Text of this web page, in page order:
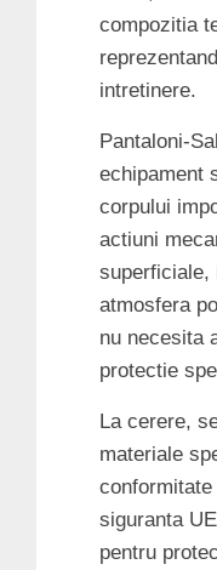
compozitia
intretinere.
Pantaloni-
echipament
corpului
actiuni
superficiale,
atmosfera
nu necesita
protectie
La cerere,
materiale
siguranta
pentru